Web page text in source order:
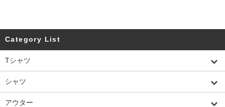
Category List
Tシャツ
シャツ
アウター